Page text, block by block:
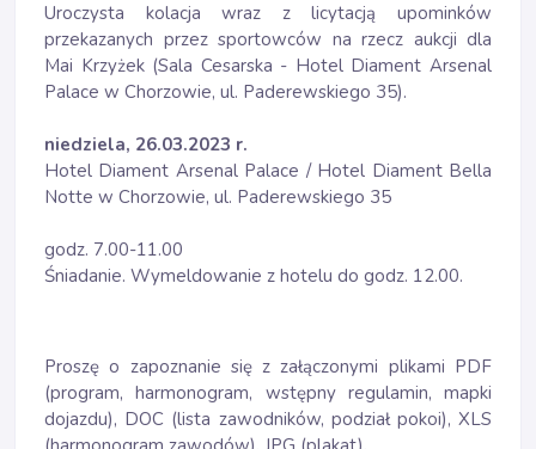
Uroczysta kolacja wraz z licytacją upominków
przekazanych przez sportowców na rzecz aukcji dla
Mai Krzyżek (Sala Cesarska - Hotel Diament Arsenal
Palace w Chorzowie, ul. Paderewskiego 35).
niedziela, 26.03.2023 r.
Hotel Diament Arsenal Palace / Hotel Diament Bella
Notte w Chorzowie, ul. Paderewskiego 35
godz. 7.00-11.00
Śniadanie. Wymeldowanie z hotelu do godz. 12.00.
Proszę o zapoznanie się z załączonymi plikami PDF
(program, harmonogram, wstępny regulamin, mapki
dojazdu), DOC (lista zawodników, podział pokoi), XLS